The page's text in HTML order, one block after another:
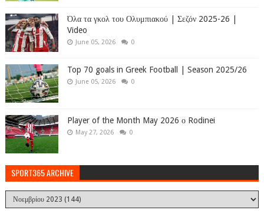
Όλα τα γκολ του Ολυμπιακού | Σεζόν 2025-26 |
Video
June 05, 2026 0
Top 70 goals in Greek Football | Season 2025/26
June 05, 2026 0
Player of the Month May 2026 ο Rodinei
May 27, 2026 0
SPORT365 ARCHIVE